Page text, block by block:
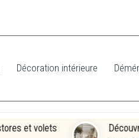
Décoration intérieure
Découvrez Mercier